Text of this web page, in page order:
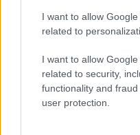
I want to allow
related to
I want to allow
related to security,
functionality and
user protection.
Galéria